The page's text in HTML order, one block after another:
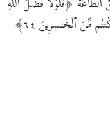
﴿فَلَوۡلَا فَضۡلُ ٱللَّهِ
عَلَیۡكُمۡ وَرَحۡمَتُهُۥ﴾ لَكُمْ بِالتَّوْبَةِ أَوْ تَأْخِير الْعَذَاب ﴿لَكُنتُم مِّنَ ٱلۡخَـٰسِرِینَ ٦٤﴾